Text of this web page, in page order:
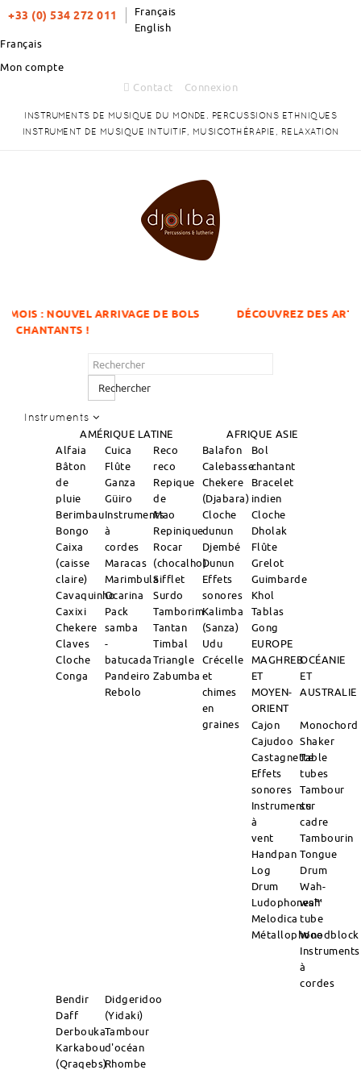
+33 (0) 534 272 011
Français
English
Français
Mon compte
Contact
Connexion
INSTRUMENTS DE MUSIQUE DU MONDE. PERCUSSIONS ETHNIQUES
INSTRUMENT DE MUSIQUE INTUITIF, MUSICOTHÉRAPIE, RELAXATION
ARRIVAGE DE BOLS
DÉCOUVREZ DES ARTICLES À DES
Rechercher
Instruments
AMÉRIQUE LATINE AFRIQUE ASIE
Alfaia
Bâton
de
pluie
Berimbau
Bongo
Caixa
(caisse
claire)
Cavaquinho
Caxixi
Chekere
Claves
Cloche
Conga
Cuica
Flûte
Ganza
Güiro
Instruments
à
cordes
Maracas
Marimbula
Ocarina
Pack
samba
-
batucada
Pandeiro
Rebolo
Reco
reco
Repique
de
Mao
Repinique
Rocar
(chocalho)
Sifflet
Surdo
Tamborim
Tantan
Timbal
Triangle
Zabumba
Balafon
Calebasse
Chekere
(Djabara)
Cloche
dunun
Djembé
Dunun
Effets
sonores
Kalimba
(Sanza)
Udu
Crécelle
et
chimes
en
graines
Bol
chantant
Bracelet
indien
Cloche
Dholak
Flûte
Grelot
Guimbarde
Khol
Tablas
Gong
EUROPE
MAGHREB
ET
MOYEN-
ORIENT
OCÉANIE
ET
AUSTRALIE
Cajon
Cajudoo
Castagnette
Effets
sonores
Instruments
à
vent
Handpan
Log
Drum
Ludophones™
Melodica
Métallophone
Monochord
Shaker
Table
tubes
Tambour
sur
cadre
Tambourin
Tongue
Drum
Wah-
wah
tube
Woodblock
Instruments
à
cordes
Bendir
Daff
Derbouka
Karkabou
(Qraqebs)
Didgeridoo
(Yidaki)
Tambour
d'océan
Rhombe